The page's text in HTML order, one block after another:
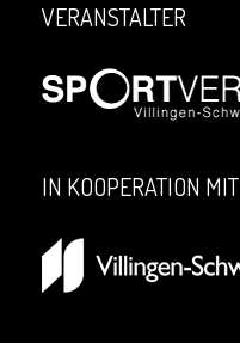
VERANSTALTER
IN KOOPERATION MIT